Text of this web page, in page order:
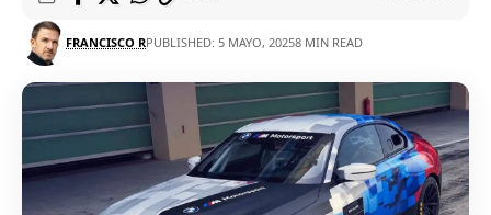
FRANCISCO RPUBLISHED: 5 MAYO, 20258 MIN READ